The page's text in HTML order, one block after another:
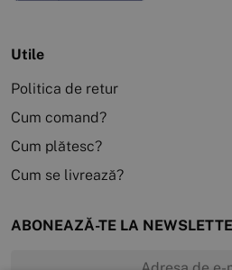
Utile
Politica de retur
Cum comand?
Cum plătesc?
Cum se livrează?
ABONEAZĂ-TE LA